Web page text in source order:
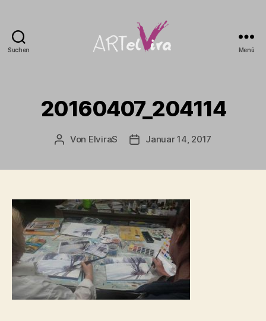
Suchen Menü
20160407_204114
Beitragsautor
Von ElviraS Beitragsdatum
Januar 14, 2017